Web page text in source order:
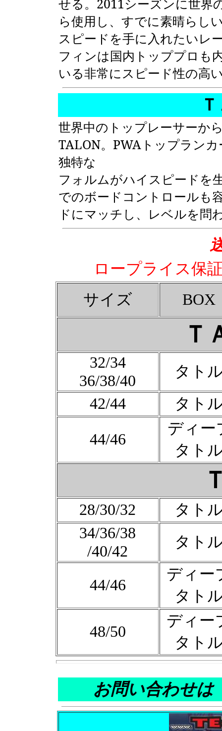
せる。2011シーズンに世界
ら使用し、すでに素晴らし
スピードを手に入れたいレ
フィンは国内トッププロも
いる非常にスピード性の高
世界中のトップレーサーか
TALON。 PWA トップラン
独特な
フォルムがハイスピードを
でのボードコントロールも
ドにマッチし、レベルを問
ロープライス保
サイズ
BOX
Ｔ
32/34
36/38/40
タト
42/44
タト
44/46
ディー
タト
28/30/32
タト
34/36/38
/40/42
タト
44/46
ディー
タト
48/50
ディー
タト
お問い合わせは